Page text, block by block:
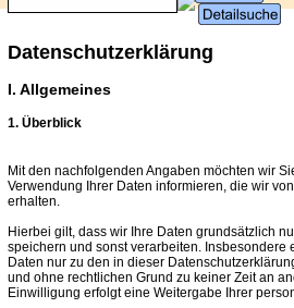
Datenschutzerklärung
I. Allgemeines
1. Überblick
Mit den nachfolgenden Angaben möchten wir
Verwendung Ihrer Daten informieren, die wir
erhalten.
Hierbei gilt, dass wir Ihre Daten grundsätzlich
speichern und sonst verarbeiten.
Daten nur zu den in dieser
und ohne rechtlichen Grund zu keiner Zeit an
Einwilligung erfolgt eine Weitergabe Ihrer